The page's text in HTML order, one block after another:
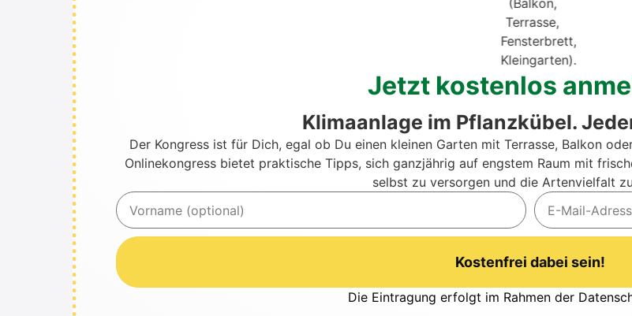
Jetzt kos­ten­los
Kli­ma­an­la­ge im Pflanz­kü­bel.
Der Kon­gress ist für Dich, egal ob Du einen klei­nen Gar­ten mit Ter­ras­se, Bal­kon
Online­kon­gress bie­tet prak­ti­sche Tipps, sich ganz­jäh­rig auf engs­tem Raum mit
selbst zu ver­sor­gen und die Arten­viel­falt
Kostenfrei dabei sein!
Die Ein­tra­gung erfolgt im Rah­men der